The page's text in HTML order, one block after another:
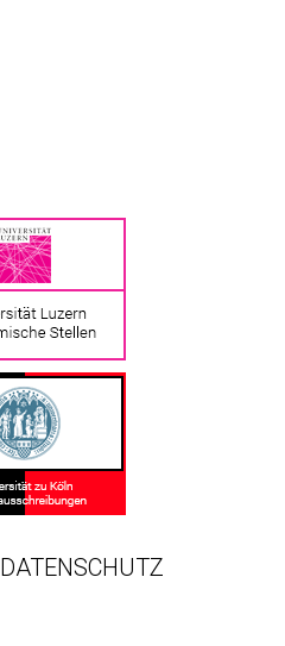
DATENSCHUTZ